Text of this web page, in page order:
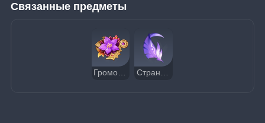
Связанные предметы
Громогласный рёв ярости Странное перо